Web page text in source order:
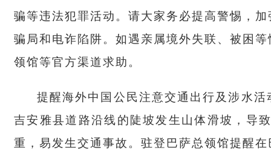
骗等违法犯罪活动。请大家务必提高警惕，
骗局和电诈陷阱。如遇亲属境外失联、被困
领馆等官方渠道求助。
提醒海外中国公民注意交通出行及涉水
吉安雅县道路沿线的陡坡发生山体滑坡，导
重，易发生交通事故。驻登巴萨总领馆提醒